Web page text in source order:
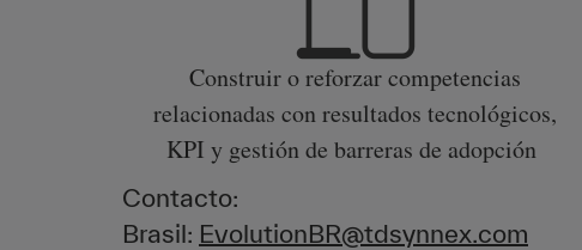
Construir o reforzar competencias
relacionadas con resultados tecnológicos,
KPI y gestión de barreras de adopción
Contacto:
Brasil: EvolutionBR@tdsynnex.com